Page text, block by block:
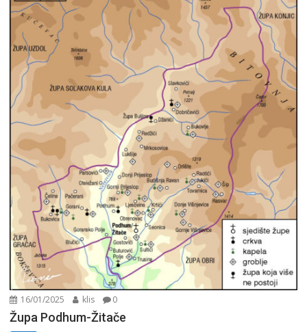
16/01/2025 klis 0
Župa Podhum-Žitače